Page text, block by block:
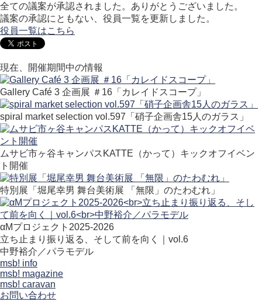
全ての議案が承認されました。ありがとうございました。
議案の承認にともない、役員一覧を更新しました。
役員一覧はこちら
現在、開催期間中の情報
Gallery Café 3 企画展 ＃16「カレイドスコープ」
spiral market selection vol.597「硝子企画舎15人のガラス」
ムサビ市ヶ谷キャンパスKATTE（かって）キックオフイベン
ト開催
特別展「堀尾幸男 舞台美術展 「無限」のたわむれ」
αMプロジェクト2025-2026
立ち止まり振り返る、そして前を向く｜vol.6
中野裕介／パラモデル
msb! info
msb! magazine
msb! caravan
お問い合わせ